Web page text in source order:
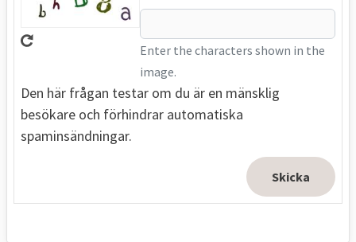
Enter the characters shown in the
image.
Den här frågan testar om du är en mänsklig
besökare och förhindrar automatiska
spaminsändningar.